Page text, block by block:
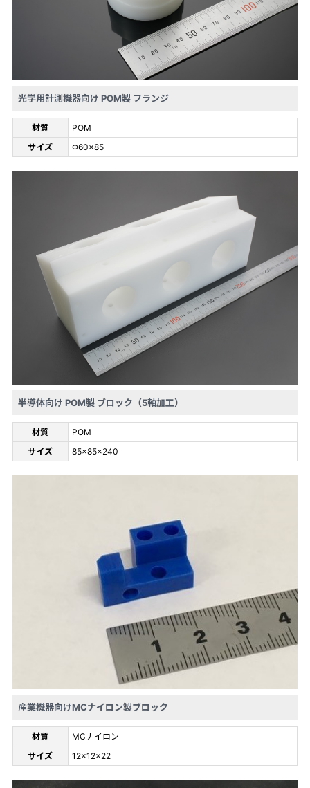
光学用計測機器向け POM製 フランジ
材質
POM
サイズ
Φ60×85
半導体向け POM製 ブロック（5軸加工）
材質
POM
サイズ
85×85×240
産業機器向けMCナイロン製ブロック
材質
MCナイロン
サイズ
12×12×22